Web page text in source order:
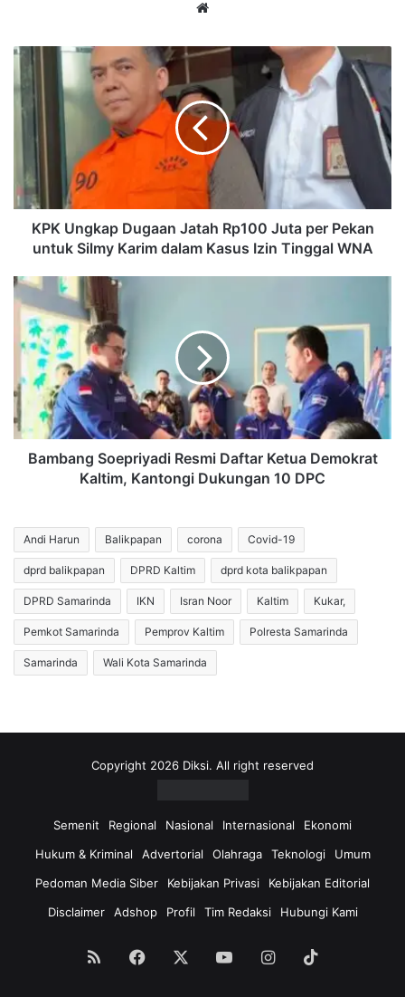
KPK
Dugaan
Jatah
Pekan
untuk
Silmy
Karim
Kasus
Izin
Tinggal
WNA
KPK Ungkap Dugaan Jatah Rp100 Juta per Pekan
untuk Silmy Karim dalam Kasus Izin Tinggal WNA
Bambang
Soepriyadi
Resmi
Daftar
Ketua
Demokrat
Kaltim,
Kantongi
Dukungan
Bambang Soepriyadi Resmi Daftar Ketua Demokrat
Kaltim, Kantongi Dukungan 10 DPC
Andi Harun Balikpapan corona Covid-19
dprd balikpapan DPRD Kaltim dprd kota balikpapan
DPRD Samarinda IKN Isran Noor Kaltim Kukar,
Pemkot Samarinda Pemprov Kaltim Polresta Samarinda
Samarinda Wali Kota Samarinda
Copyright 2026 Diksi. All right reserved
Semenit Regional Nasional Internasional
Ekonomi
Hukum & Kriminal
Advertorial Olahraga Teknologi
Umum
Pedoman Media Siber
Kebijakan Privasi
Kebijakan Editorial
Disclaimer
Adshop Profil Tim Redaksi Hubungi Kami
RSS Facebook YouTubeInstagram